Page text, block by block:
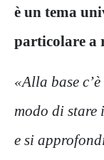
è un tema
particolare a
«Alla base
modo di stare
e si